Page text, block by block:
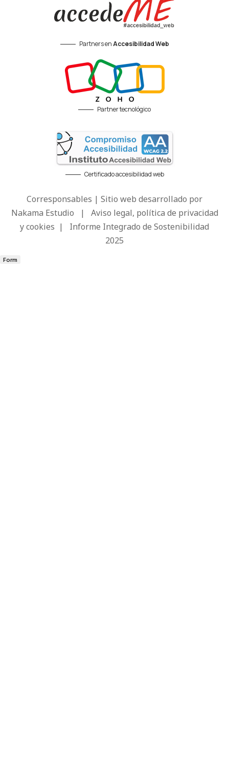
Partners enAccesibilidad Web
Partner tecnológico
Certificado accesibilidad web
Corresponsables | Sitio web desarrollado por
Nakama Estudio | Aviso legal, política de privacidad
y cookies | Informe Integrado de Sostenibilidad
2025
Form